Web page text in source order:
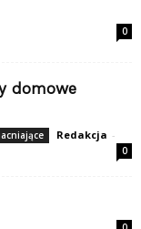
0
domowe
Redakcja -
0